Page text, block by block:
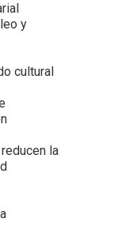
y
cultural
la